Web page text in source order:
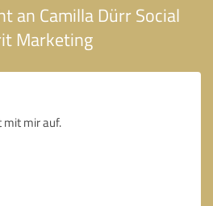
an Camilla Dürr Social
Marketing